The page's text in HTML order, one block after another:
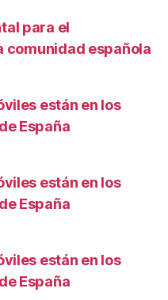
para el
comunidad española
están en los
España
están en los
España
están en los
España